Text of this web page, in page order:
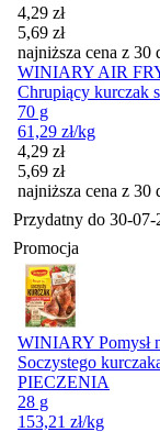
Cena promocyjna
4,29 zł
5,69 zł
najniższa cena z 30
WINIARY AIR
Chrupiący kurczak
70 g
61,29 zł/kg
Cena promocyjna
4,29 zł
5,69 zł
najniższa cena z 30
Przydatny do 30-07-
Promocja
WINIARY Pomysł
Soczystego
PIECZENIA
28 g
153,21 zł/kg